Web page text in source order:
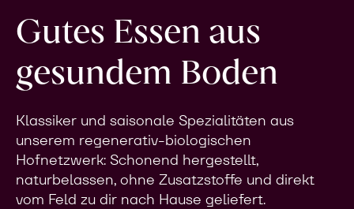
Gutes Essen aus
gesundem Boden
Klassiker und saisonale Spezialitäten aus
unserem regenerativ-biologischen
Hofnetzwerk: Schonend hergestellt,
naturbelassen, ohne Zusatzstoffe und direkt
vom Feld zu dir nach Hause geliefert.